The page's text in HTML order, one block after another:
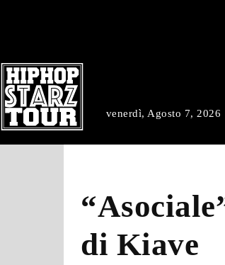
venerdì, Agosto 7, 2026
di Kiave